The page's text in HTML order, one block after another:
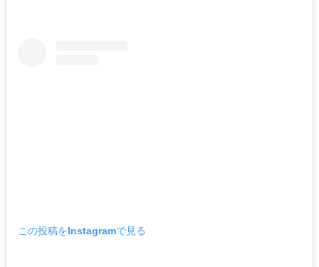
この投稿をInstagramで見る